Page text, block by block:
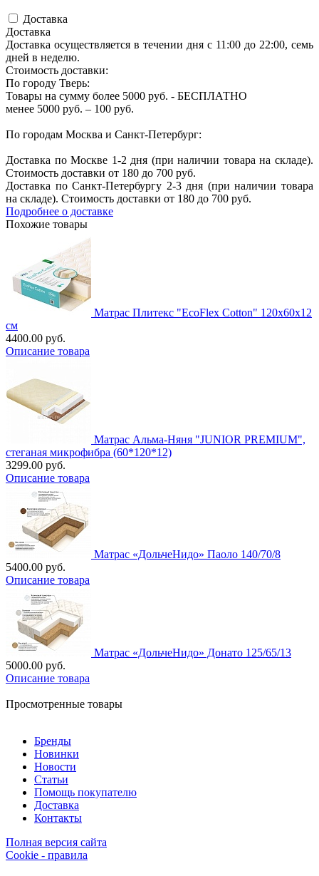
Доставка
Доставка
Доставка осуществляется в течении дня с 11:00 до 22:00, семь
дней в неделю.
Стоимость доставки:
По городу Тверь:
Товары на сумму более 5000 руб. - БЕСПЛАТНО
менее 5000 руб. – 100 руб.
По городам Москва и Санкт-Петербург:
Доставка по Москве 1-2 дня (при наличии товара на складе).
Стоимость доставки от 180 до 700 руб.
Доставка по Санкт-Петербургу 2-3 дня (при наличии товара
на складе). Стоимость доставки от 180 до 700 руб.
Подробнее о доставке
Похожие товары
Матрас Плитекс "EcoFlex Cotton" 120х60х12
см
4400.00 руб.
Описание товара
Матрас Альма-Няня "JUNIOR PREMIUM",
стеганая микрофибра (60*120*12)
3299.00 руб.
Описание товара
Матрас «ДольчеНидо» Паоло 140/70/8
5400.00 руб.
Описание товара
Матрас «ДольчеНидо» Донато 125/65/13
5000.00 руб.
Описание товара
Просмотренные товары
Бренды
Новинки
Новости
Статьи
Помощь покупателю
Доставка
Контакты
Полная версия сайта
Cookie - правила